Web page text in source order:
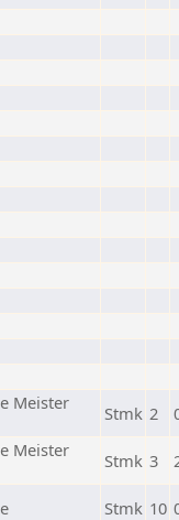
Meister
Stmk 2
Meister
Stmk 3
Stmk 10